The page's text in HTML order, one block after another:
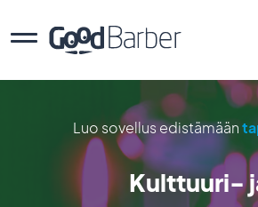
Luo sovellus edistämään
Kulttuuri-